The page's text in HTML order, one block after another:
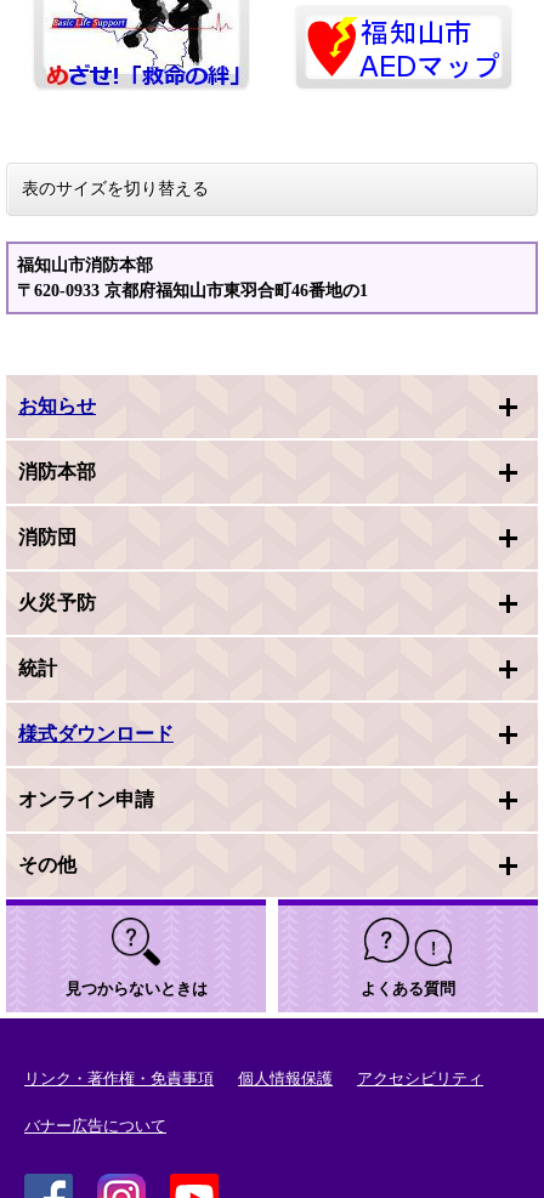
表のサイズを切り替える
福知山市消防本部
〒620-0933 京都府福知山市東羽合町46番地の1
お知らせ
消防本部
消防団
火災予防
統計
様式ダウンロード
オンライン申請
その他
見つからないときは よくある質問
リンク・著作権・免責事項 個人情報保護 アクセシビリティ
バナー広告について